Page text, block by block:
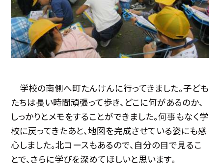
学校の南側へ町たんけんに行ってきました。子ども
たちは長い時間頑張って歩き、どこに何があるのか、
しっかりとメモをすることができました。何事もなく学
校に戻ってきたあと、地図を完成させている姿にも感
心しました。北コースもあるので、自分の目で見るこ
とで、さらに学びを深めてほしいと思います。